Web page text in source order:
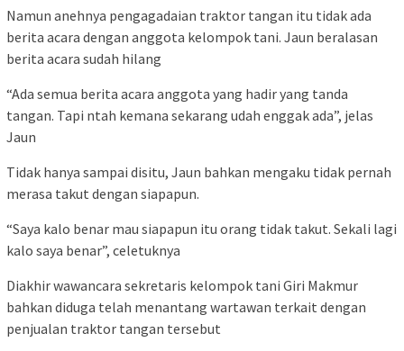
Namun anehnya pengagadaian traktor tangan itu tidak ada
berita acara dengan anggota kelompok tani. Jaun beralasan
berita acara sudah hilang
“Ada semua berita acara anggota yang hadir yang tanda
tangan. Tapi ntah kemana sekarang udah enggak ada”, jelas
Jaun
Tidak hanya sampai disitu, Jaun bahkan mengaku tidak pernah
merasa takut dengan siapapun.
“Saya kalo benar mau siapapun itu orang tidak takut. Sekali lagi
kalo saya benar”, celetuknya
Diakhir wawancara sekretaris kelompok tani Giri Makmur
bahkan diduga telah menantang wartawan terkait dengan
penjualan traktor tangan tersebut